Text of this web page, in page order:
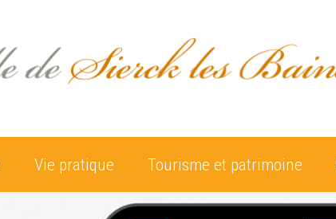
Vie pratique Tourisme et patrimoine